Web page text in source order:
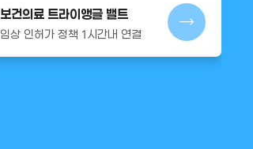
보건의료 트라이앵글 밸트
임상 인허가 정책 1시간내 연결